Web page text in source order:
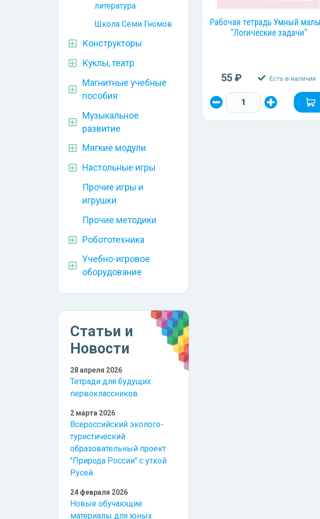
литература
Школа Семи Гномов
Конструкторы
Куклы, театр
Магнитные учебные
пособия
Музыкальное
развитие
Мягкие модули
Настольные игры
Прочие игры и
игрушки
Прочие методики
Робототехника
Учебно-игровое
оборудование
Статьи и
Новости
28 апреля 2026
Тетради для будущих
первоклассников
2 марта 2026
Всероссийский эколого-
туристический
образовательный проект
"Природа России" с уткой
Русей
24 февраля 2026
Новые обучающие
материалы для юных
Рабочая тетрадь Умный
"Логические задачи"
55 ₽ Есть в наличии